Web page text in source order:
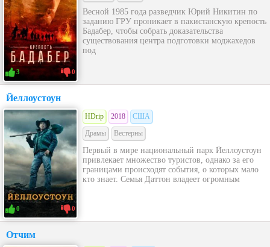
3 0
Весной 1985 года разведчик Юрий Никитин по
заданию ГРУ проникает в пакистанскую крепость
Бадабер, чтобы собрать доказательства
существования центра подготовки моджахедов
под
Йеллоустоун
0 0
HDrip 2018
США
Драмы
Вестерны
Первый в мире национальный парк Йеллоустоун
привлекает множество туристов, однако за его
границами происходят события, о которых мало
кто знает. Семья Даттон владеет огромным
Отчим